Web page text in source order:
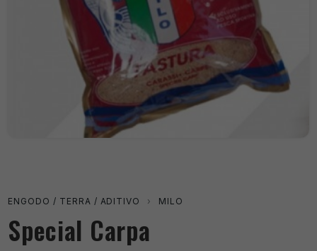
ENGODO / TERRA / ADITIVO › MILO
Special Carpa